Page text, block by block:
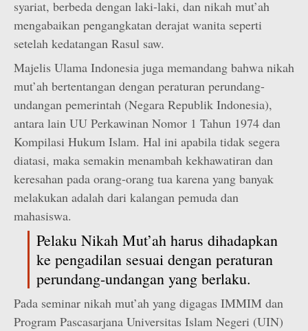
syariat, berbeda dengan laki-laki, dan nikah mut’ah
mengabaikan pengangkatan derajat wanita seperti
setelah kedatangan Rasul saw.
Majelis Ulama Indonesia juga memandang bahwa nikah
mut’ah bertentangan dengan peraturan perundang-
undangan pemerintah (Negara Republik Indonesia),
antara lain UU Perkawinan Nomor 1 Tahun 1974 dan
Kompilasi Hukum Islam. Hal ini apabila tidak segera
diatasi, maka semakin menambah kekhawatiran dan
keresahan pada orang-orang tua karena yang banyak
melakukan adalah dari kalangan pemuda dan
mahasiswa.
Pelaku Nikah Mut’ah harus dihadapkan
ke pengadilan sesuai dengan peraturan
perundang-undangan yang berlaku.
Pada seminar nikah mut’ah yang digagas IMMIM dan
Program Pascasarjana Universitas Islam Negeri (UIN)